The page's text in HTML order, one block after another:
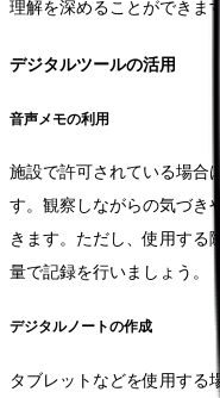
理解を深めることができま
デジタルツールの活用
音声メモの利用
施設で許可されている場合
す。観察しながらの気づき
きます。ただし、使用する
量で記録を行いましょう。
デジタルノートの作成
タブレットなどを使用する